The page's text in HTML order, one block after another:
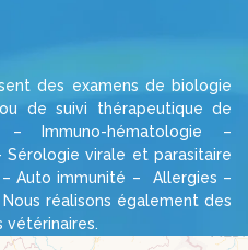
des examens de biologie
de suivi thérapeutique de
Immuno-hématologie –
Sérologie virale et parasitaire
Auto immunité – Allergies –
réalisons également des
vétérinaires.